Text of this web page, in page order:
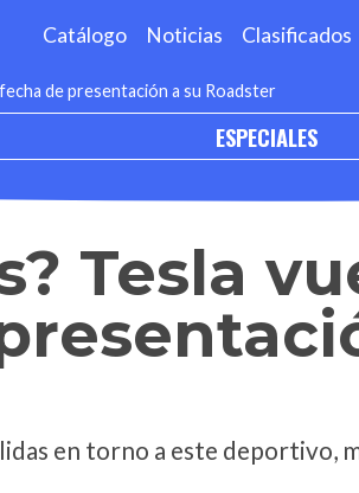
Catálogo Noticias Clasificados
de presentación a su Roadster
ESPECIALES
Tesla
en torno a este deportivo,